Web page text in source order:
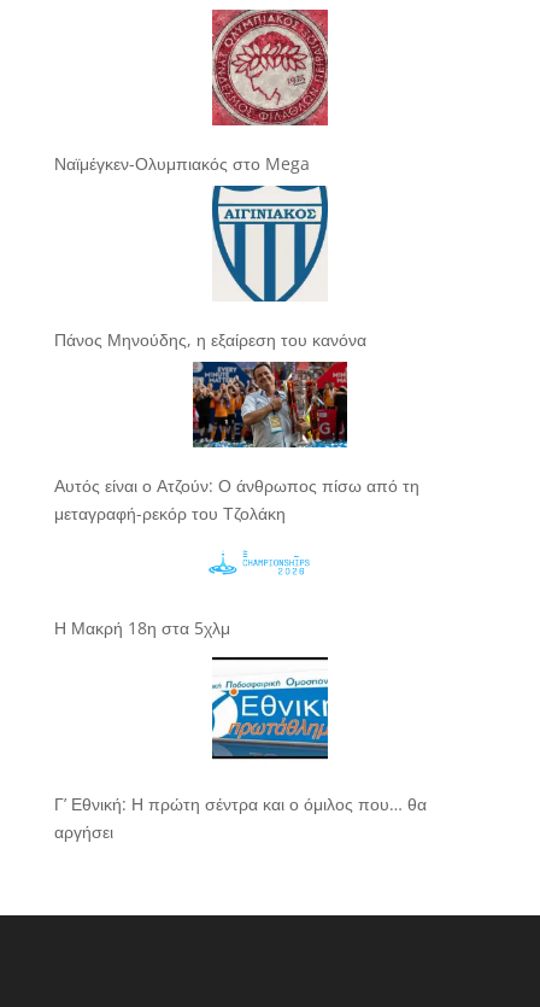
Ναϊμέγκεν-Ολυμπιακός στο Mega
Πάνος Μηνούδης, η εξαίρεση του κανόνα
Αυτός είναι ο Ατζούν: Ο άνθρωπος πίσω από τη
μεταγραφή-ρεκόρ του Τζολάκη
Η Μακρή 18η στα 5χλμ
Γ’ Εθνική: Η πρώτη σέντρα και ο όμιλος που… θα
αργήσει